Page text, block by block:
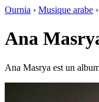
Ournia › Musique arabe ›
Ana
Ana Masrya est un